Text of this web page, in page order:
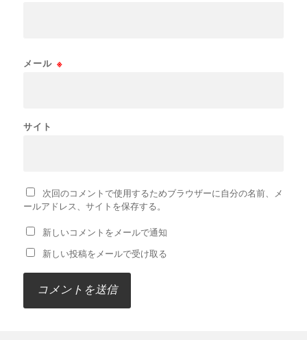
メール ※
サイト
次回のコメントで使用するためブラウザーに自分の名前、メ
ールアドレス、サイトを保存する。
新しいコメントをメールで通知
新しい投稿をメールで受け取る